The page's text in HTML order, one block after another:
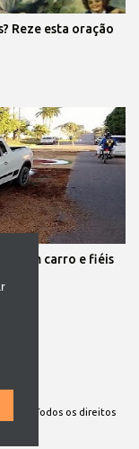
Reze esta oração
com carro e fiéis
mim. Todos os direitos